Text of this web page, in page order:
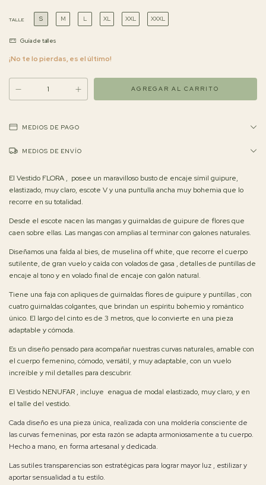
TALLE S M L XL XXL XXXL
Guía de talles
¡No te lo pierdas, es el último!
MEDIOS DE PAGO
MEDIOS DE ENVÍO
El Vestido FLORA , posee un maravilloso busto de encaje símil guipure,
elastizado, muy claro, escote V y una puntulla ancha muy bohemia que lo
recorre en su totalidad.
Desde el escote nacen las mangas y guirnaldas de guipure de flores que
caen sobre ellas. Las mangas con amplias al terminar con galones naturales.
Diseñamos una falda al bies, de muselina off white, que recorre el cuerpo
sutilente, de gran vuelo y caída con volados de gasa , detalles de puntillas de
encaje al tono y en volado final de encaje con galón natural.
Tiene una faja con apliques de guirnaldas flores de guipure y puntillas , con
cuatro guirnaldas colgantes, que brindan un espíritu bohemio y romántico
único. El largo del cinto es de 3 metros, que lo convierte en una pieza
adaptable y cómoda.
Es un diseño pensado para acompañar nuestras curvas naturales, amable con
el cuerpo femenino, cómodo, versátil, y muy adaptable, con un vuelo
increíble y mil detalles para descubrir.
El Vestido NENUFAR , incluye enagua de modal elastizado, muy claro, y en
el talle del vestido.
Cada diseño es una pieza única, realizada con una moldería consciente de
las curvas femeninas, por esta razón se adapta armoniosamente a tu cuerpo.
Hecho a mano, en forma artesanal y dedicada.
Las sutiles transparencias son estratégicas para lograr mayor luz , estilizar y
aportar sensualidad a tu estilo.